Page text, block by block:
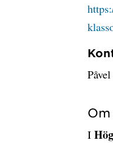
I